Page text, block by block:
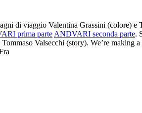
di viaggio Valentina Grassini (colore) e
prima parte ANDVARI seconda parte.
Valsecchi (story). We’re making